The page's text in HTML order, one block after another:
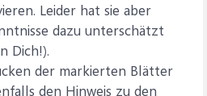
Leider hat sie aber
dazu unterschätzt
Dich!).
der markierten Blätter
den Hinweis zu den